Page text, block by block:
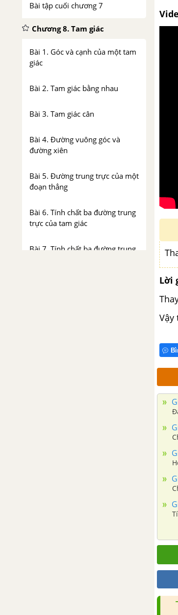
Bài tập cuối chương 7
Chương 8. Tam giác
Bài 1. Góc và cạnh của một tam
giác
Bài 2. Tam giác bằng nhau
Bài 3. Tam giác cân
Bài 4. Đường vuông góc và
đường xiên
Bài 5. Đường trung trực của một
đoạn thẳng
Bài 6. Tính chất ba đường trung
trực của tam giác
Bài 7. Tính chất ba đường trung
Lời
Vậy